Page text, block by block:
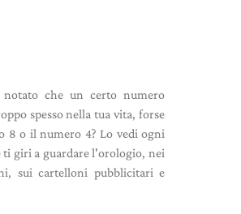
notato che un certo numero
spesso nella tua vita, forse
8 o il numero 4? Lo vedi ogni
ti giri a guardare l'orologio, nei
sui cartelloni pubblicitari e